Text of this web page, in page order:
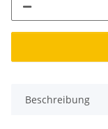
Beschreibung